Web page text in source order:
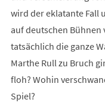
wird der eklatante Fall
auf deutschen
tatsächlich die ganze
Marthe Rull zu Bruch
floh? Wohin
Spiel?